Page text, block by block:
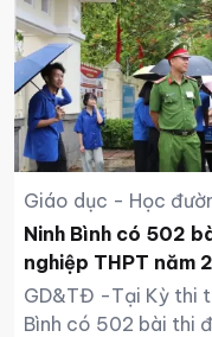
Giáo dục - Học
Ninh Bình có 502
nghiệp THPT năm
GD&TĐ -Tại Kỳ thi
Bình có 502 bài thi